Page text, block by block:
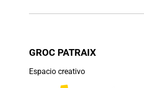
GROC PATRAIX
Espacio creativo